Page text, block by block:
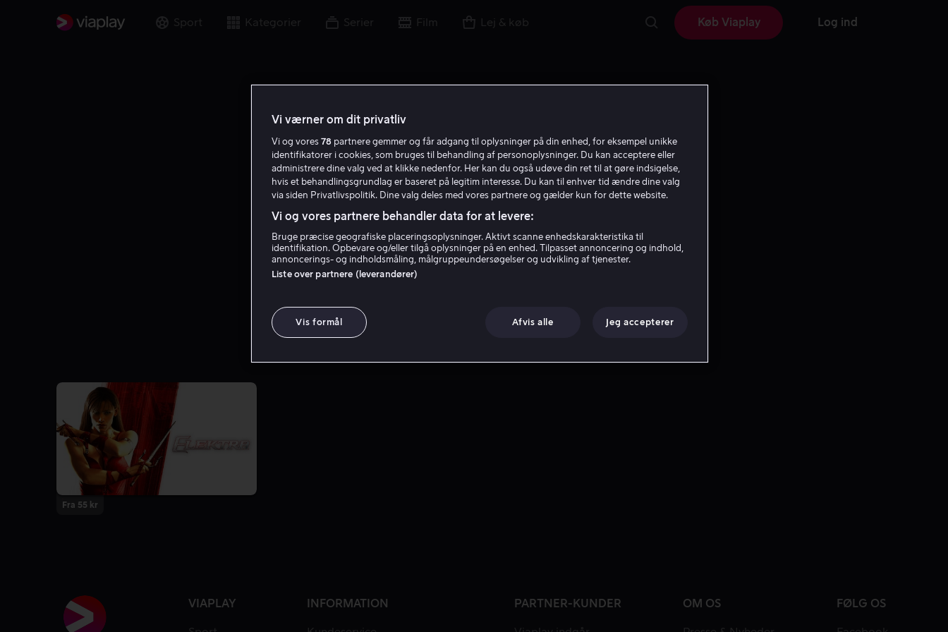
Sport Kategorier Serier Film Lej & køb Køb Viaplay Log ind
Kirsten Zien
Fra 55 kr
VIAPLAY INFORMATION PARTNER-KUNDER OM OS FØLG OS
Vi værner om dit privatliv
Vi og vores 78 partnere gemmer og får adgang til oplysninger på din enhed, for eksempel unikke
identifikatorer i cookies, som bruges til behandling af personoplysninger. Du kan acceptere eller
administrere dine valg ved at klikke nedenfor. Her kan du også udøve din ret til at gøre indsigelse,
hvis et behandlingsgrundlag er baseret på legitim interesse. Du kan til enhver tid ændre dine valg
via siden Privatlivspolitik. Dine valg deles med vores partnere og gælder kun for dette website.
Vi og vores partnere behandler data for at levere:
Bruge præcise geografiske placeringsoplysninger. Aktivt scanne enhedskarakteristika til
identifikation. Opbevare og/eller tilgå oplysninger på en enhed. Tilpasset annoncering og indhold,
annoncerings- og indholdsmåling, målgruppeundersøgelser og udvikling af tjenester.
Liste over partnere (leverandører)
Vis formål Afvis alle Jeg accepterer